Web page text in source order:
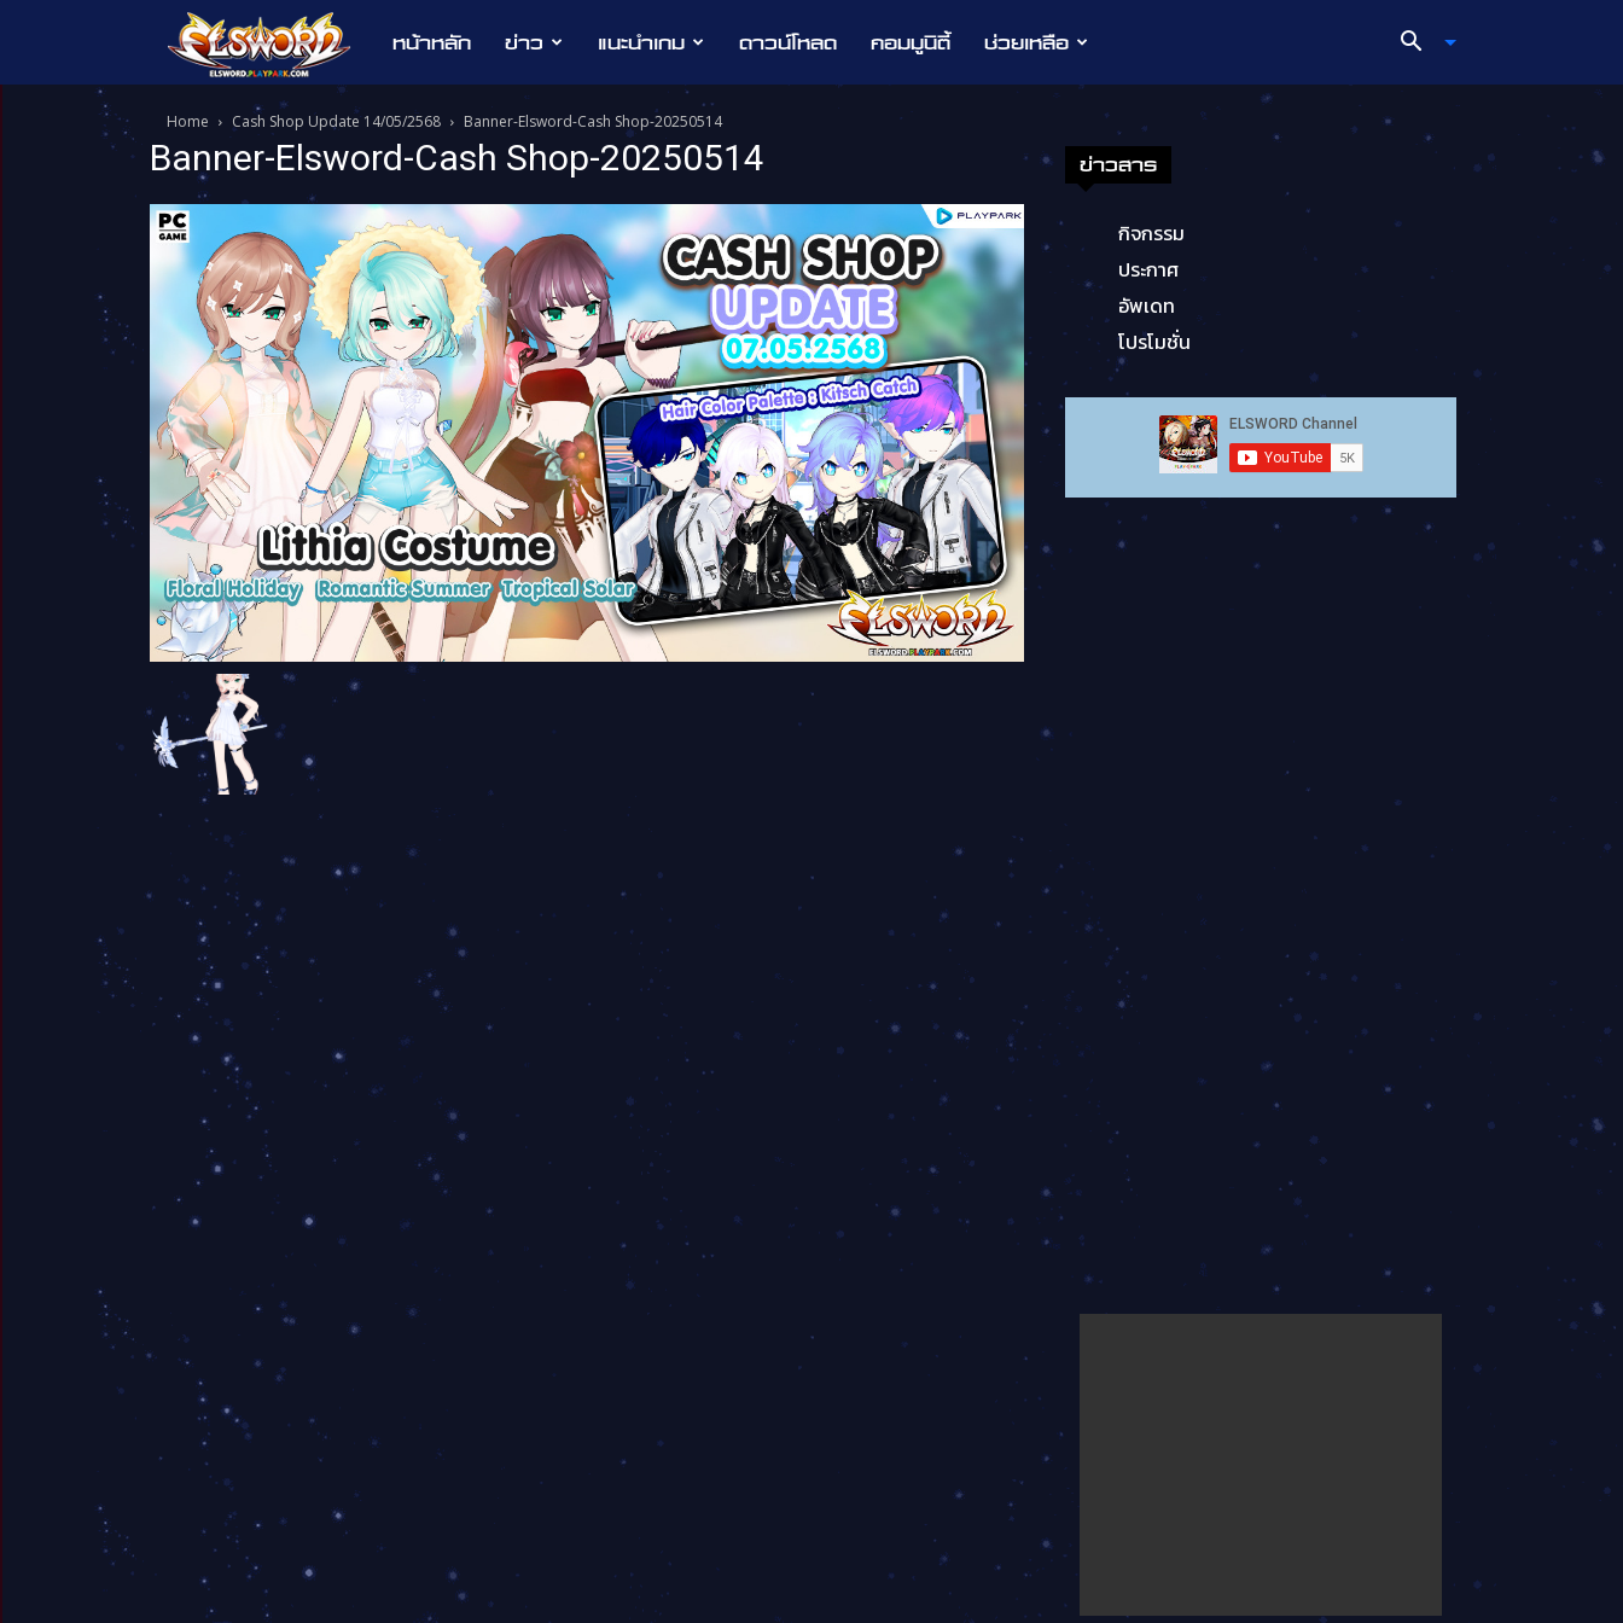
Elsword
หน้าหลัก ข่าว แนะนำเกม ดาวน์โหลด คอมมูนิตี้ ช่วยเหลือ
Home Cash Shop Update 14/05/2568 Banner-Elsword-Cash Shop-20250514
Banner-Elsword-Cash Shop-20250514 ข่าวสาร
กิจกรรม
ประกาศ
อัพเดท
โปรโมชั่น